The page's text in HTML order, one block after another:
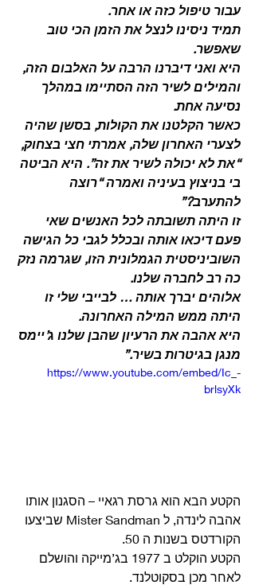
עבור טיפול כזה או אחר.
תמיד ניסינו לנצל את הזמן הכי טוב
שאפשר.
היא ואני דיברנו הרבה על האלבום הזה,
והמילים לשיר הזה הסתיימו במהלך
נסיעה אחת.
כאשר הקלטנו את הקולות, בסשן שהיה
לצערי האחרון שלה, אמרתי חצי בצחוק,
“את לא יכולה לשיר את זה”. היא הביטה
בי בניצוץ בעיניה ואמרה “רוצה
להתערב?”
זו היתה תשובתה לכל האנשים שאי
פעם דיכאו אותה ובכלל לגבי כל הגישה
השוביניסטית הגמלונית הזו, שגרמה נזק
כה רב לחברה שלנו.
אלוהים יברך אותה … לבייבי שלי זו
היתה ממש המילה האחרונה.
היא אהבה את הרעיון שהבן שלנו ג’יימס
מנגן בגיטרות בשיר.”
https://www.youtube.com/embed/Ic_-
brlsyXk
הקטע הבא הוא גרסת רגאיי – הסגנון אותו
אהבה לינדה, ל Mister Sandman שביצעו
הקורדטס בשנות ה 50.
הקטע הוקלט ב 1977 בג’מייקה והושלם
לאחר מכן בסקוטלנד.